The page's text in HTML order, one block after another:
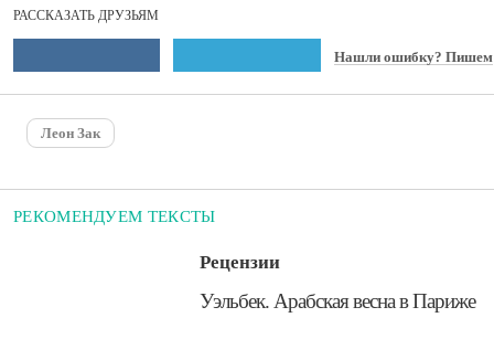
РАССКАЗАТЬ ДРУЗЬЯМ
Нашли ошибку? Пишем
Леон Зак
РЕКОМЕНДУЕМ ТЕКСТЫ
Рецензии
Уэльбек. Арабская весна в Париже